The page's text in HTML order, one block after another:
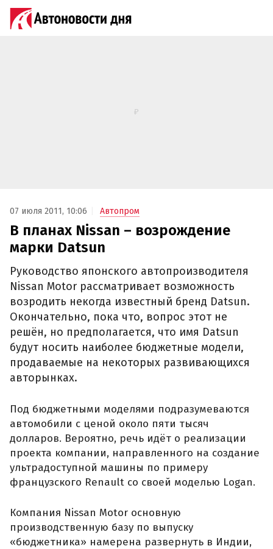
07 июля 2011, 10:06 Автопром
В планах Nissan – возрождение
марки Datsun
Руководство японского автопроизводителя
Nissan Motor рассматривает возможность
возродить некогда известный бренд Datsun.
Окончательно, пока что, вопрос этот не
решён, но предполагается, что имя Datsun
будут носить наиболее бюджетные модели,
продаваемые на некоторых развивающихся
авторынках.
Под бюджетными моделями подразумеваются
автомобили с ценой около пяти тысяч
долларов. Вероятно, речь идёт о реализации
проекта компании, направленного на создание
ультрадоступной машины по примеру
французского Renault со своей моделью Logan.
Компания Nissan Motor основную
производственную базу по выпуску
«бюджетника» намерена развернуть в Индии,